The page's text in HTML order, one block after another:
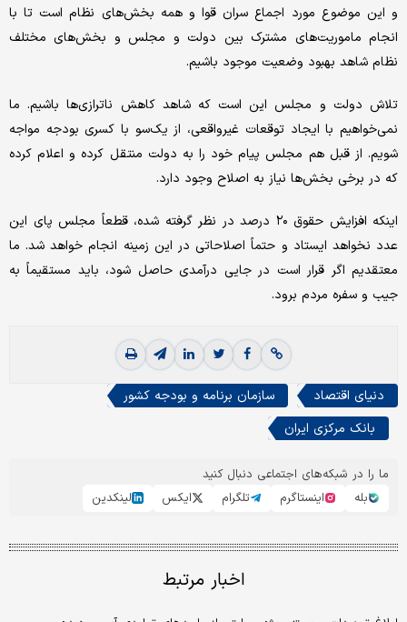
و این موضوع مورد اجماع سران قوا و همه بخش‌های نظام است تا با
انجام ماموریت‌های مشترک بین دولت و مجلس و بخش‌های مختلف
نظام شاهد بهبود وضعیت موجود باشیم.
تلاش دولت و مجلس این است که شاهد کاهش ناترازی‌ها باشیم. ما
نمی‌خواهیم با ایجاد توقعات غیرواقعی، از یک‌سو با کسری بودجه مواجه
شویم. از قبل هم مجلس پیام خود را به دولت منتقل کرده و اعلام کرده
که در برخی بخش‌ها نیاز به اصلاح وجود دارد.
اینکه افزایش حقوق ۲۰ درصد در نظر گرفته شده، قطعاً مجلس پای این
عدد نخواهد ایستاد و حتماً اصلاحاتی در این زمینه انجام خواهد شد. ما
معتقدیم اگر قرار است در جایی درآمدی حاصل شود، باید مستقیماً به
جیب و سفره مردم برود.
دنیای اقتصاد
سازمان برنامه و بودجه کشور
بانک مرکزی ایران
ما را در شبکه‌های اجتماعی دنبال کنید
بله
اینستاگرم تلگرام ایکس لینکدین
اخبار مرتبط